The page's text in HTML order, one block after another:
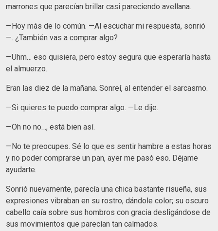
marrones que parecían brillar casi pareciendo avellana.
—Hoy más de lo común. —Al escuchar mi respuesta, sonrió
—. ¿También vas a comprar algo?
—Uhm… eso quisiera, pero estoy segura que esperaría hasta
el almuerzo.
Eran las diez de la mañana. Sonreí, al entender el sarcasmo.
—Si quieres te puedo comprar algo. —Le dije.
—Oh no no…, está bien así.
—No te preocupes. Sé lo que es sentir hambre a estas horas
y no poder comprarse un pan, ayer me pasó eso. Déjame
ayudarte.
Sonrió nuevamente, parecía una chica bastante risueña, sus
expresiones vibraban en su rostro, dándole color; su oscuro
cabello caía sobre sus hombros con gracia desligándose de
sus movimientos que parecían tan calmados.